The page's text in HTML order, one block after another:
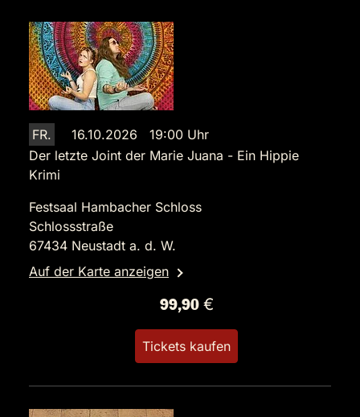
FR.
16.10.2026 19:00 Uhr
Der letzte Joint der Marie Juana - Ein Hippie
Krimi
Festsaal Hambacher Schloss
Schlossstraße
67434 Neustadt a. d. W.
Auf der Karte anzeigen
99,90 €
Tickets kaufen